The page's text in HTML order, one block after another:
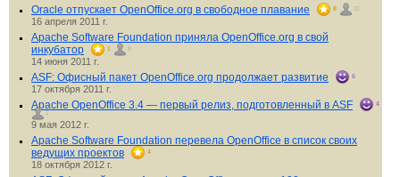
Oracle отпускает OpenOffice.org в свободное плавание 8 11
16 апреля 2011 г.
Apache Software Foundation приняла OpenOffice.org в свой
инкубатор
1 8
14 июня 2011 г.
ASF: Офисный пакет OpenOffice.org продолжает развитие 6
17 октября 2011 г.
Apache OpenOffice 3.4 — первый релиз, подготовленный в ASF
4
1
9 мая 2012 г.
Apache Software Foundation перевела OpenOffice в список своих
ведущих проектов
4
18 октября 2012 г.